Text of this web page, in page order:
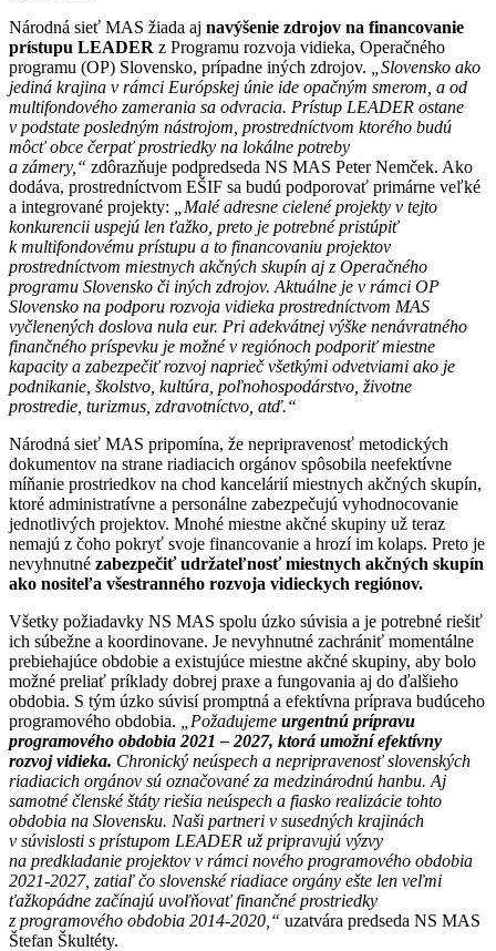
Národná sieť MAS žiada aj navýšenie zdrojov na financovanie
prístupu LEADER z Programu rozvoja vidieka, Operačného
programu (OP) Slovensko, prípadne iných zdrojov.
„Slovensko ako
jediná krajina v rámci Európskej únie ide opačným smerom, a od
multifondového zamerania sa odvracia. Prístup LEADER ostane
v podstate posledným nástrojom, prostredníctvom ktorého budú
môcť obce čerpať prostriedky na lokálne potreby
a zámery,“ zdôrazňuje podpredseda NS MAS Peter Nemček. Ako
dodáva, prostredníctvom EŠIF sa budú podporovať primárne veľké
a integrované projekty:
„Malé adresne cielené projekty v tejto
konkurencii uspejú len ťažko, preto je potrebné pristúpiť
k multifondovému prístupu a to financovaniu projektov
prostredníctvom miestnych akčných skupín aj z Operačného
programu Slovensko či iných zdrojov. Aktuálne je v rámci OP
Slovensko na podporu rozvoja vidieka prostredníctvom MAS
vyčlenených doslova nula eur. Pri adekvátnej výške nenávratného
finančného príspevku je možné v regiónoch podporiť miestne
kapacity a zabezpečiť rozvoj naprieč všetkými odvetviami ako je
podnikanie, školstvo, kultúra, poľnohospodárstvo, životne
prostredie, turizmus, zdravotníctvo, atď.“
Národná sieť MAS pripomína, že nepripravenosť metodických
dokumentov na strane riadiacich orgánov spôsobila neefektívne
míňanie prostriedkov na chod kancelárií miestnych akčných skupín,
ktoré administratívne a personálne zabezpečujú vyhodnocovanie
jednotlivých projektov. Mnohé miestne akčné skupiny už teraz
nemajú z čoho pokryť svoje financovanie a hrozí im kolaps. Preto je
nevyhnutné zabezpečiť udržateľnosť miestnych akčných skupín
ako nositeľa všestranného rozvoja vidieckych regiónov.
Všetky požiadavky NS MAS spolu úzko súvisia a je potrebné riešiť
ich súbežne a koordinovane. Je nevyhnutné zachrániť momentálne
prebiehajúce obdobie a existujúce miestne akčné skupiny, aby bolo
možné preliať príklady dobrej praxe a fungovania aj do ďalšieho
obdobia. S tým úzko súvisí promptná a efektívna príprava budúceho
programového obdobia.
„Požadujeme urgentnú prípravu
programového obdobia 2021 – 2027, ktorá umožní efektívny
rozvoj vidieka. Chronický neúspech a nepripravenosť slovenských
riadiacich orgánov sú označované za medzinárodnú hanbu. Aj
samotné členské štáty riešia neúspech a fiasko realizácie tohto
obdobia na Slovensku. Naši partneri v susedných krajinách
v súvislosti s prístupom LEADER už pripravujú výzvy
na predkladanie projektov v rámci nového programového obdobia
2021-2027, zatiaľ čo slovenské riadiace orgány ešte len veľmi
ťažkopádne začínajú uvoľňovať finančné prostriedky
z programového obdobia 2014-2020,“ uzatvára predseda NS MAS
Štefan Škultéty.